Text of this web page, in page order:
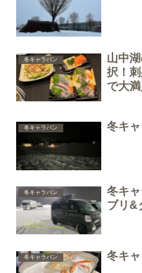
冬キャラバン
山中
択！
で大満
冬キャラバン 冬キ
冬キャラバン
冬キ
ブリ&
冬キャラバン 冬キ